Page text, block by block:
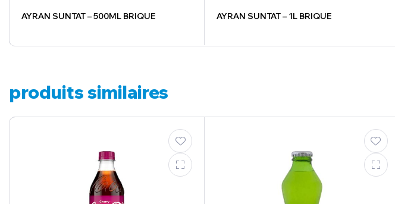
AYRAN SUNTAT – 500ML BRIQUE AYRAN SUNTAT – 1L BRIQUE
produits similaires